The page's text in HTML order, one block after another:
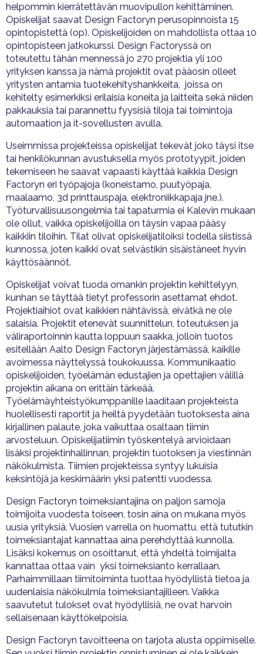
helpommin kierrätettävän muovipullon kehittäminen.
Opiskelijat saavat Design Factoryn perusopinnoista 15
opintopistettä (op). Opiskelijoiden on mahdollista ottaa 10
opintopisteen jatkokurssi. Design Factoryssä on
toteutettu tähän mennessä jo 270 projektia yli 100
yrityksen kanssa ja nämä projektit ovat pääosin olleet
yritysten antamia tuotekehityshankkeita, joissa on
kehitelty esimerkiksi erilaisia koneita ja laitteita sekä niiden
pakkauksia tai parannettu fyysisiä tiloja tai toimintoja
automaation ja it-sovellusten avulla.
Useimmissa projekteissa opiskelijat tekevät joko täysi itse
tai henkilökunnan avustuksella myös prototyypit, joiden
tekemiseen he saavat vapaasti käyttää kaikkia Design
Factoryn eri työpajoja (koneistamo, puutyöpaja,
maalaamo, 3d printtauspaja, elektroniikkapaja jne.).
Työturvallisuusongelmia tai tapaturmia ei Kalevin mukaan
ole ollut, vaikka opiskelijoilla on täysin vapaa pääsy
kaikkiin tiloihin. Tilat olivat opiskelijatiloiksi todella siistissä
kunnossa, joten kaikki ovat selvästikin sisäistäneet hyvin
käyttösäännöt.
Opiskelijat voivat tuoda omankin projektin kehittelyyn,
kunhan se täyttää tietyt professorin asettamat ehdot.
Projektiaihiot ovat kaikkien nähtävissä, eivätkä ne ole
salaisia. Projektit etenevät suunnittelun, toteutuksen ja
väliraportoinnin kautta loppuun saakka, jolloin tuotos
esitellään Aalto Design Factoryn järjestämässä, kaikille
avoimessa näyttelyssä toukokuussa. Kommunikaatio
opiskelijoiden, työelämän edustajien ja opettajien välillä
projektin aikana on erittäin tärkeää.
Työelämäyhteistyökumppanille laaditaan projekteista
huolellisesti raportit ja heiltä pyydetään tuotoksesta aina
kirjallinen palaute, joka vaikuttaa osaltaan tiimin
arvosteluun. Opiskelijatiimin työskentelyä arvioidaan
lisäksi projektinhallinnan, projektin tuotoksen ja viestinnän
näkökulmista. Tiimien projekteissa syntyy lukuisia
keksintöjä ja keskimäärin yksi patentti vuodessa.
Design Factoryn toimeksiantajina on paljon samoja
toimijoita vuodesta toiseen, tosin aina on mukana myös
uusia yrityksiä. Vuosien varrella on huomattu, että tututkin
toimeksiantajat kannattaa aina perehdyttää kunnolla.
Lisäksi kokemus on osoittanut, että yhdeltä toimijalta
kannattaa ottaa vain yksi toimeksianto kerrallaan.
Parhaimmillaan tiimitoiminta tuottaa hyödyllistä tietoa ja
uudenlaisia näkökulmia toimeksiantajilleen. Vaikka
saavutetut tulokset ovat hyödyllisiä, ne ovat harvoin
sellaisenaan käyttökelpoisia.
Design Factoryn tavoitteena on tarjota alusta oppimiselle.